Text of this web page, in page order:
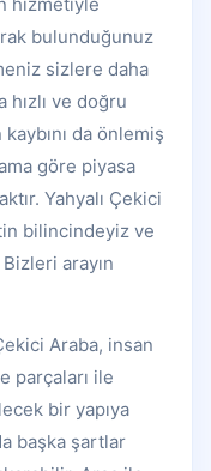
hizmetiyle
bulunduğunuz
sizlere daha
hızlı ve doğru
da önlemiş
göre piyasa
Yahyalı Çekici
bilincindeyiz ve
arayın
Araba, insan
parçaları ile
bir yapıya
başka şartlar